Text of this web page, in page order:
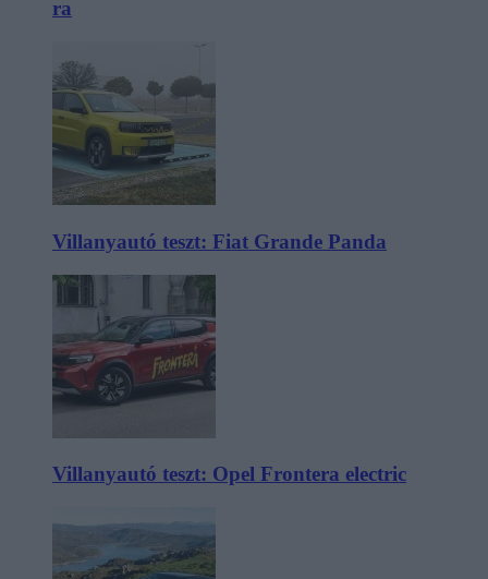
ra
Villanyautó teszt: Fiat Grande Panda
Villanyautó teszt: Opel Frontera electric